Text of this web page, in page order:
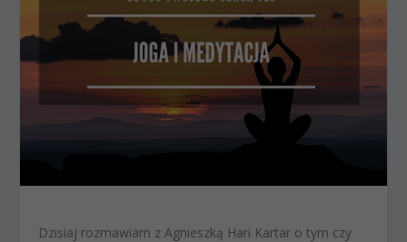
Dzisiaj rozmawiam z Agnieszką Hari Kartar o tym czy